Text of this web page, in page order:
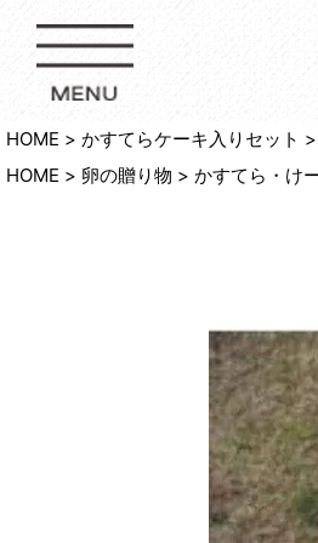
HOME かすてらケーキ入りセット
HOME
卵の贈り物 かすてら・け